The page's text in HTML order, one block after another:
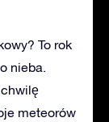
To rok
nieba.
chwilę
meteorów